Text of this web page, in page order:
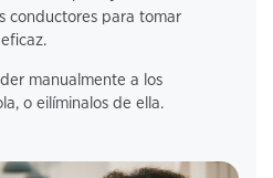
conductores para tomar
manualmente a los
o eilíminalos de ella.